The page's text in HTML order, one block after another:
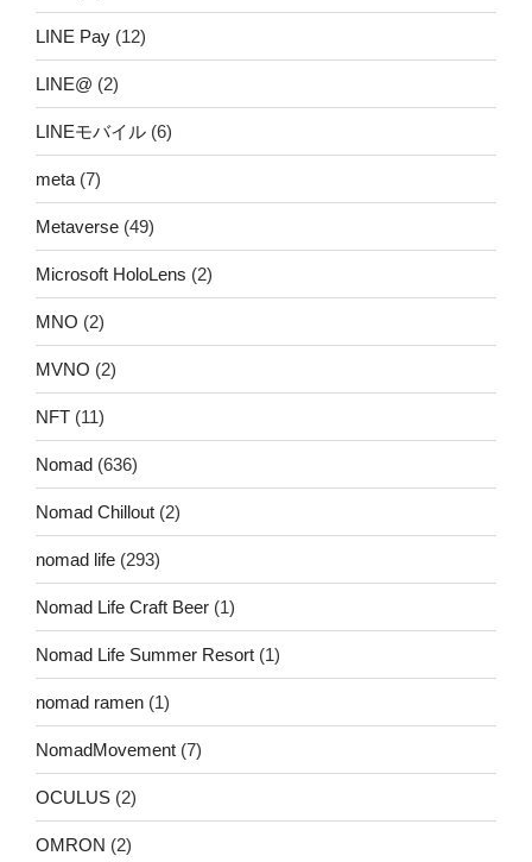
LINE Pay (12)
LINE@ (2)
LINEモバイル (6)
meta (7)
Metaverse (49)
Microsoft HoloLens (2)
MNO (2)
MVNO (2)
NFT (11)
Nomad (636)
Nomad Chillout (2)
nomad life (293)
Nomad Life Craft Beer (1)
Nomad Life Summer Resort (1)
nomad ramen (1)
NomadMovement (7)
OCULUS (2)
OMRON (2)